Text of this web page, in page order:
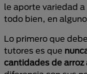
le aporte variedad
todo bien, en
Lo primero que
tutores es que
cantidades de arroz